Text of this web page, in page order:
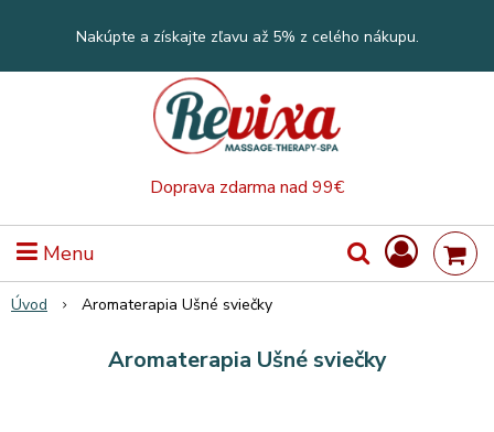
Doprava zdarma nad 99€
Nakúpte a získajte zľavu až 5% z celého nákupu.
Menu
Úvod Aromaterapia Ušné sviečky
Aromaterapia Ušné sviečky